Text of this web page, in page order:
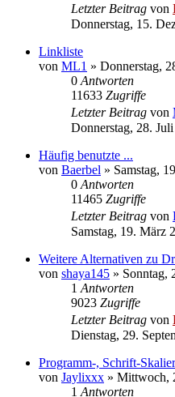
Letzter Beitrag von
Donnerstag, 15.
Linkliste
von ML1 » Donnerstag,
0 Antworten
11633 Zugriffe
Letzter Beitrag von
Donnerstag, 28.
Häufig benutzte ...
von Baerbel » Samstag,
0 Antworten
11465 Zugriffe
Letzter Beitrag von
Samstag, 19. März
Weitere Alternativen zu
von shaya145 » Sonntag,
1 Antworten
9023 Zugriffe
Letzter Beitrag von
Dienstag, 29.
Programm-, Schrift-
von Jaylixxx » Mittwoch,
1 Antworten